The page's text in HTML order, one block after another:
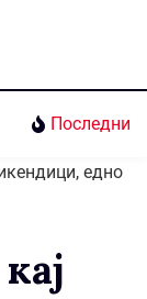
Последни